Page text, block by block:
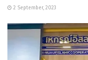
2 September, 2023